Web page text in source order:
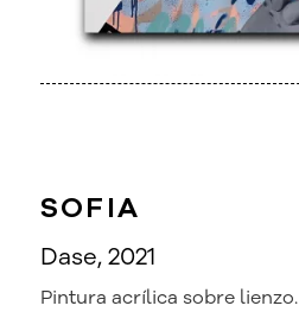
SOFIA
Dase, 2021
Pintura acrílica sobre lienzo.